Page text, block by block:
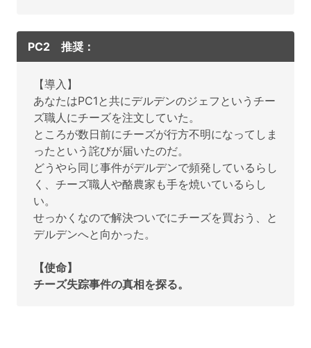
PC2 推奨：
【導入】
あなたはPC1と共にデルデンのジェフというチー
ズ職人にチーズを注文していた。
ところが数日前にチーズが行方不明になってしま
ったという詫びが届いたのだ。
どうやら同じ事件がデルデンで頻発しているらし
く、チーズ職人や酪農家も手を焼いているらし
い。
せっかくなので解決ついでにチーズを買おう、と
デルデンへと向かった。
【使命】
チーズ失踪事件の真相を探る。